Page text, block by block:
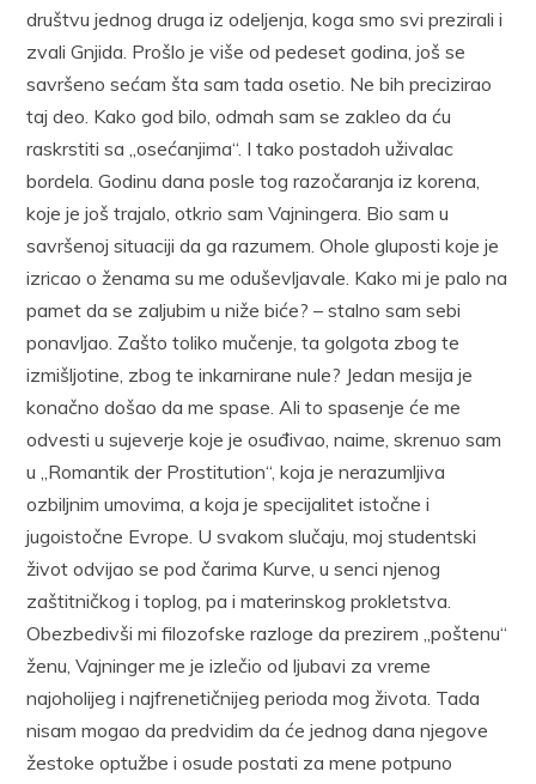
društvu jednog druga iz odeljenja, koga smo svi prezirali i
zvali Gnjida. Prošlo je više od pedeset godina, još se
savršeno sećam šta sam tada osetio. Ne bih precizirao
taj deo. Kako god bilo, odmah sam se zakleo da ću
raskrstiti sa „osećanjima“. I tako postadoh uživalac
bordela. Godinu dana posle tog razočaranja iz korena,
koje je još trajalo, otkrio sam Vajningera. Bio sam u
savršenoj situaciji da ga razumem. Ohole gluposti koje je
izricao o ženama su me oduševljavale. Kako mi je palo na
pamet da se zaljubim u niže biće? – stalno sam sebi
ponavljao. Zašto toliko mučenje, ta golgota zbog te
izmišljotine, zbog te inkarnirane nule? Jedan mesija je
konačno došao da me spase. Ali to spasenje će me
odvesti u sujeverje koje je osuđivao, naime, skrenuo sam
u „Romantik der Prostitution“, koja je nerazumljiva
ozbiljnim umovima, a koja je specijalitet istočne i
jugoistočne Evrope. U svakom slučaju, moj studentski
život odvijao se pod čarima Kurve, u senci njenog
zaštitničkog i toplog, pa i materinskog prokletstva.
Obezbedivši mi filozofske razloge da prezirem „poštenu“
ženu, Vajninger me je izlečio od ljubavi za vreme
najoholijeg i najfrenetičnijeg perioda mog života. Tada
nisam mogao da predvidim da će jednog dana njegove
žestoke optužbe i osude postati za mene potpuno